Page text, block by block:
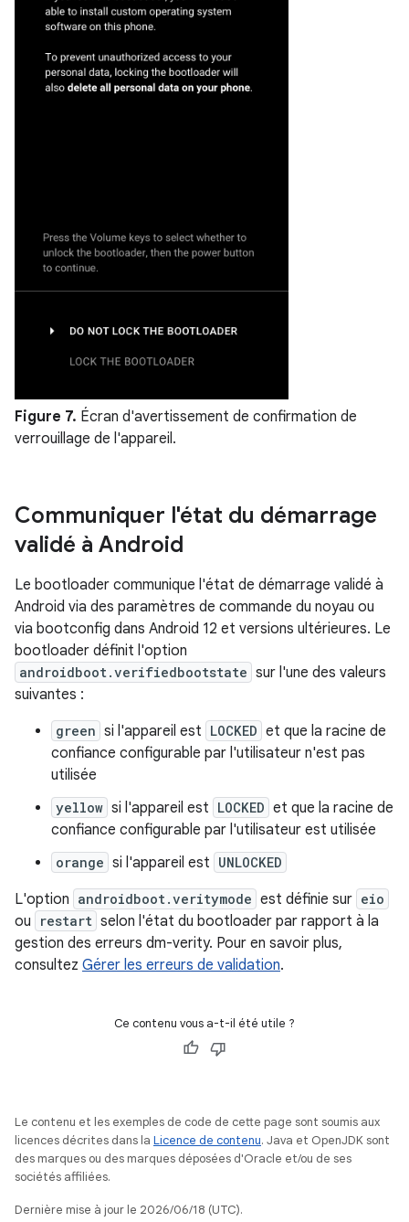
Figure 7. Écran d'avertissement de confirmation de
verrouillage de l'appareil.
Communiquer l'état du démarrage
validé à Android
Le bootloader communique l'état de démarrage validé à
Android via des paramètres de commande du noyau ou
via bootconfig dans Android 12 et versions ultérieures. Le
bootloader définit l'option
androidboot.verifiedbootstate sur l'une des valeurs
suivantes :
green si l'appareil est LOCKED et que la racine de
confiance configurable par l'utilisateur n'est pas
utilisée
yellow si l'appareil est LOCKED et que la racine de
confiance configurable par l'utilisateur est utilisée
orange si l'appareil est UNLOCKED
L'option androidboot.veritymode est définie sur eio
ou restart selon l'état du bootloader par rapport à la
gestion des erreurs dm-verity. Pour en savoir plus,
consultez Gérer les erreurs de validation.
Ce contenu vous a-t-il été utile ?
Le contenu et les exemples de code de cette page sont soumis aux
licences décrites dans la Licence de contenu. Java et OpenJDK sont
des marques ou des marques déposées d'Oracle et/ou de ses
sociétés affiliées.
Dernière mise à jour le 2026/06/18 (UTC).